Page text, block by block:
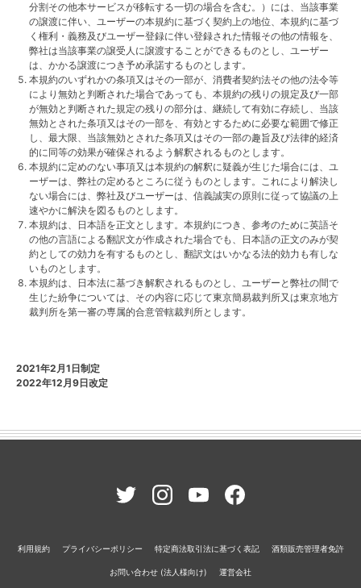
分割その他本サービスが移転する一切の場合を含む。）には、当該事業
の譲渡に伴い、ユーザーの本規約に基づく契約上の地位、本規約に基づ
く権利・義務及びユーザー登録に伴い登録された情報その他の情報を、
弊社は当該事業の譲受人に譲渡することができるものとし、ユーザー
は、かかる譲渡につき予め承諾するものとします。
本規約のいずれかの条項又はその一部が、消費者契約法その他の法令等
により無効と判断された場合であっても、本規約の残りの規定及び一部
が無効と判断された規定の残りの部分は、継続して有効に存続し、当該
無効とされた条項又はその一部を、有効とするために必要な範囲で修正
し、最大限、当該無効とされた条項又はその一部の趣旨及び法律的経済
的に同等の効果が確保されるよう解釈されるものとします。
本規約に定めのない事項又は本規約の解釈に疑義が生じた場合には、ユ
ーザーは、弊社の定めるところに従うものとします。これにより解決し
ない場合には、弊社及びユーザーは、信義誠実の原則に従って協議の上
速やかに解決を図るものとします。
本規約は、日本語を正文とします。本規約につき、参考のために英語そ
の他の言語による翻訳文が作成された場合でも、日本語の正文のみが契
約としての効力を有するものとし、翻訳文はいかなる法的効力も有しな
いものとします。
本規約は、日本法に基づき解釈されるものとし、ユーザーと弊社の間で
生じた紛争については、その内容に応じて東京簡易裁判所又は東京地方
裁判所を第一審の専属的合意管轄裁判所とします。
2021年2月1日制定
2022年12月9日改定
利用規約 プライバシーポリシー 特定商法取引法に基づく表記 酒類販売管理者免許
お問い合わせ (法人様向け) 運営会社